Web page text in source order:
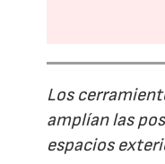
Los
amplían las
espacios